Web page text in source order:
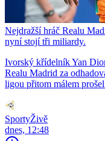
Nejdražší hráč Realu
nyní stojí tři miliardy.
Ivorský křídelník Yan
Realu Madrid za
ligou přitom málem
SportyŽivě
dnes, 12:48